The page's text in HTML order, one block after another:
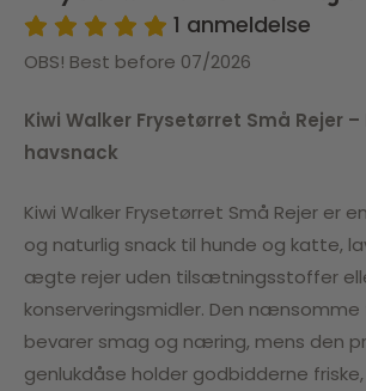
1 anmeldelse
OBS! Best before 07/2026
Kiwi Walker Frysetørret Små Rejer
havsnack
Kiwi Walker Frysetørret Små Rejer er
og naturlig snack til hunde og katte,
ægte rejer uden tilsætningsstoffer
konserveringsmidler. Den
bevarer smag og næring, mens den
genlukdåse holder godbidderne